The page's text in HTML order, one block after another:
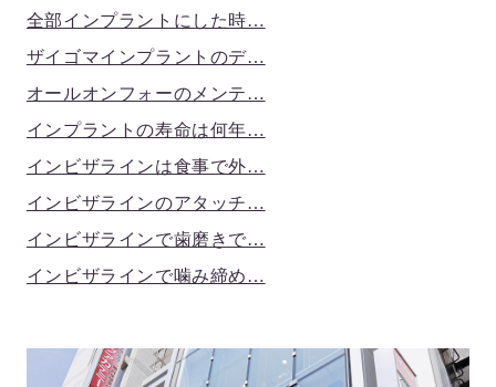
全部インプラントにした時…
ザイゴマインプラントのデ…
オールオンフォーのメンテ…
インプラントの寿命は何年…
インビザラインは食事で外…
インビザラインのアタッチ…
インビザラインで歯磨きで…
インビザラインで噛み締め…